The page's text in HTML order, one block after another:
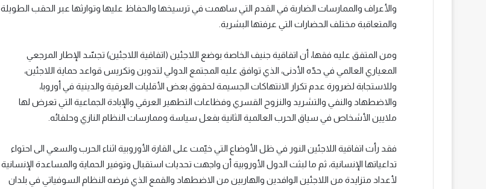
والأعراف والممارسات الضاربة في القدم التي ساهمت في ترسيخها والحفاظ عليها وتوارثها عبر الحقب الطويلة
والمتعاقبة مختلف الحضارات التي عرفتها البشرية.
ومن المتفق عليه فقها، أن اتفاقية جنيف الخاصة بوضع اللاجئين (اتفاقية اللاجئين) تجسّد الإطار المرجعي
المعياري العالمي في حدّه الأدنى، الذي توافق عليه المجتمع الدولي لتدوين وتكريس قواعد حماية اللاجئين،
وللاستجابة لضرورة عدم تكرار الانتهاكات الجسيمة لحقوق بعض الأقليات العرقية والدينية في أوروبا،
والاضطهاد والنفي والتشريد والنزوح القسري وفظاعات التطهير العرقي والإبادة الجماعية التي تعرض لها
ملايين الأشخاص في سياق الحرب العالمية الثانية بفعل سياسة وممارسات النظام النازي وحلفائه.
فقد رأت اتفاقية اللاجئين النور في ظل الأوضاع التي خيّمت على القارة الأوروبية اثناء الحرب والسعي الى احتواء
تداعياتها الإنسانية، ثم ما لبثت الدول الأوروبية أن واجهت تحديات استقبال وتوفير الحماية والمساعدة الإنسانية
لأعداد متزايدة من اللاجئين الوافدين والهاربين من الاضطهاد والقمع الذي فرضه النظام السوفياتي في بلدان